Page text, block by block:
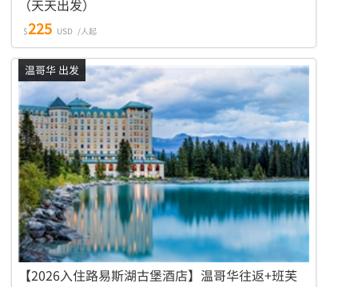
（天天出发）
$225 USD /人起
温哥华 出发
【2026入住路易斯湖古堡酒店】温哥华往返+班芙